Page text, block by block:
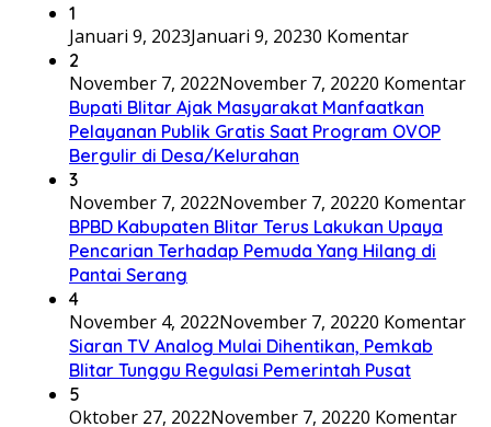
1
Januari 9, 2023Januari 9, 20230 Komentar
2
November 7, 2022November 7, 20220 Komentar
Bupati Blitar Ajak Masyarakat Manfaatkan
Pelayanan Publik Gratis Saat Program OVOP
Bergulir di Desa/Kelurahan
3
November 7, 2022November 7, 20220 Komentar
BPBD Kabupaten Blitar Terus Lakukan Upaya
Pencarian Terhadap Pemuda Yang Hilang di
Pantai Serang
4
November 4, 2022November 7, 20220 Komentar
Siaran TV Analog Mulai Dihentikan, Pemkab
Blitar Tunggu Regulasi Pemerintah Pusat
5
Oktober 27, 2022November 7, 20220 Komentar